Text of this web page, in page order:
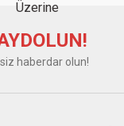
haberdar olun!